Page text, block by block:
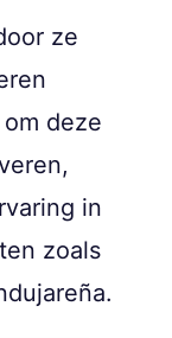
ze
deze
in
zoals